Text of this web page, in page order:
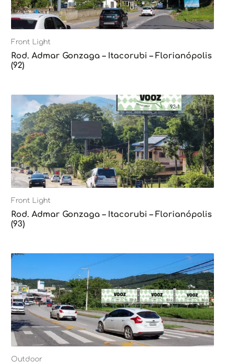
Front Light
Rod. Admar Gonzaga – Itacorubi – Florianópolis
(92)
Front Light
Rod. Admar Gonzaga – Itacorubi – Florianópolis
(93)
Outdoor